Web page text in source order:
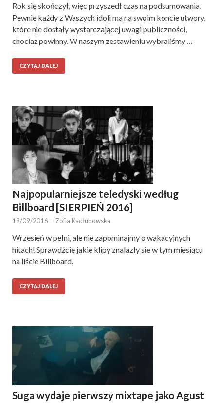
Rok się skończył, więc przyszedł czas na podsumowania.
Pewnie każdy z Waszych idoli ma na swoim koncie utwory,
które nie dostały wystarczającej uwagi publiczności,
chociaż powinny. W naszym zestawieniu wybraliśmy …
CZYTAJ DALEJ
Najpopularniejsze teledyski według
Billboard [SIERPIEŃ 2016]
19/09/2016 - Zofia Kadłubowska
Wrzesień w pełni, ale nie zapominajmy o wakacyjnych
hitach! Sprawdźcie jakie klipy znalazły sie w tym miesiącu
na liście Billboard.
CZYTAJ DALEJ
Suga wydaje pierwszy mixtape jako Agust